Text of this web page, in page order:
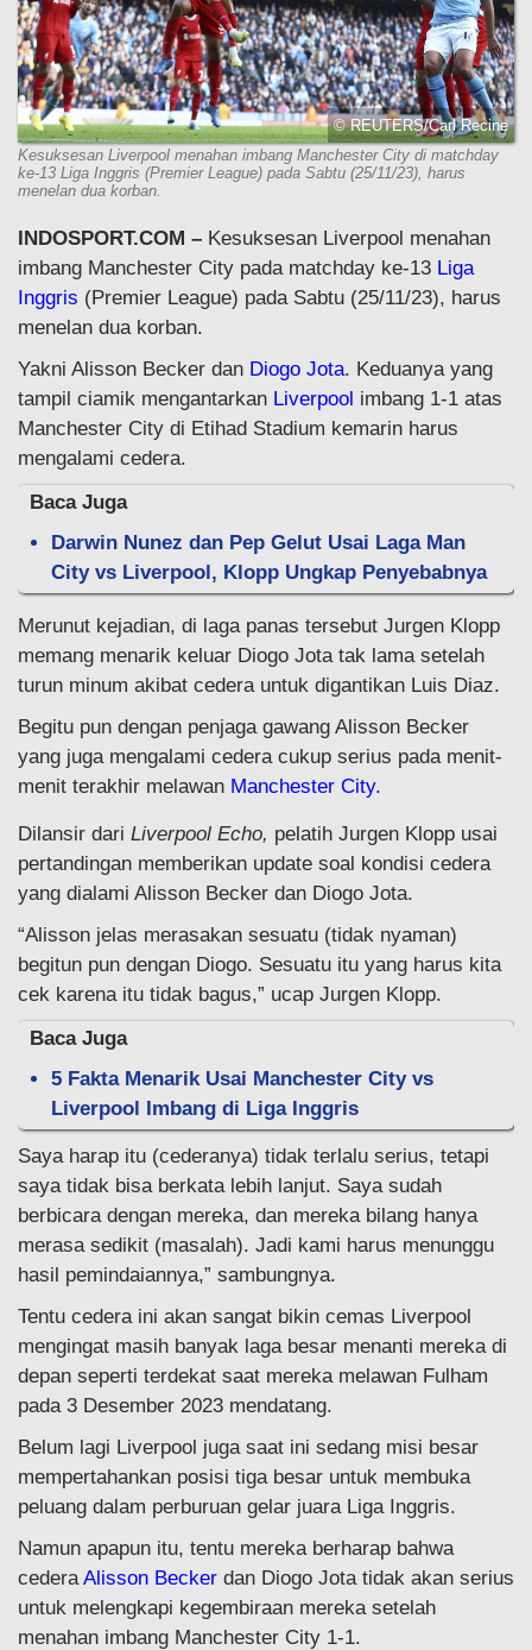
© REUTERS/Carl Recine
Kesuksesan Liverpool menahan imbang Manchester City di matchday
ke-13 Liga Inggris (Premier League) pada Sabtu (25/11/23), harus
menelan dua korban.
INDOSPORT.COM – Kesuksesan Liverpool menahan
imbang Manchester City pada matchday ke-13 Liga
Inggris (Premier League) pada Sabtu (25/11/23), harus
menelan dua korban.
Yakni Alisson Becker dan Diogo Jota. Keduanya yang
tampil ciamik mengantarkan Liverpool imbang 1-1 atas
Manchester City di Etihad Stadium kemarin harus
mengalami cedera.
Baca Juga
Darwin Nunez dan Pep Gelut Usai Laga Man
City vs Liverpool, Klopp Ungkap Penyebabnya
Merunut kejadian, di laga panas tersebut Jurgen Klopp
memang menarik keluar Diogo Jota tak lama setelah
turun minum akibat cedera untuk digantikan Luis Diaz.
Begitu pun dengan penjaga gawang Alisson Becker
yang juga mengalami cedera cukup serius pada menit-
menit terakhir melawan Manchester City.
Dilansir dari Liverpool Echo, pelatih Jurgen Klopp usai
pertandingan memberikan update soal kondisi cedera
yang dialami Alisson Becker dan Diogo Jota.
“Alisson jelas merasakan sesuatu (tidak nyaman)
begitun pun dengan Diogo. Sesuatu itu yang harus kita
cek karena itu tidak bagus,” ucap Jurgen Klopp.
Baca Juga
5 Fakta Menarik Usai Manchester City vs
Liverpool Imbang di Liga Inggris
Saya harap itu (cederanya) tidak terlalu serius, tetapi
saya tidak bisa berkata lebih lanjut. Saya sudah
berbicara dengan mereka, dan mereka bilang hanya
merasa sedikit (masalah). Jadi kami harus menunggu
hasil pemindaiannya,” sambungnya.
Tentu cedera ini akan sangat bikin cemas Liverpool
mengingat masih banyak laga besar menanti mereka di
depan seperti terdekat saat mereka melawan Fulham
pada 3 Desember 2023 mendatang.
Belum lagi Liverpool juga saat ini sedang misi besar
mempertahankan posisi tiga besar untuk membuka
peluang dalam perburuan gelar juara Liga Inggris.
Namun apapun itu, tentu mereka berharap bahwa
cedera Alisson Becker dan Diogo Jota tidak akan serius
untuk melengkapi kegembiraan mereka setelah
menahan imbang Manchester City 1-1.